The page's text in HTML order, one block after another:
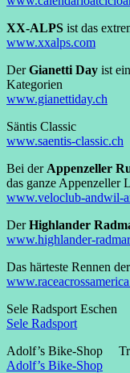
XX-ALPS ist das
www.xxalps.com
DerGianetti Day ist
Kategorien
www.gianettiday.ch
Säntis Classic
www.saentis-classic.ch
Bei der Appenzeller
das ganze Appenzeller
www.veloclub-andwil-
DerHighlander
www.highlander-
Das härteste Rennen
Sele Radsport Eschen
Sele Radsport
Adolf’s Bike-Shop
Adolf’s Bike-Shop